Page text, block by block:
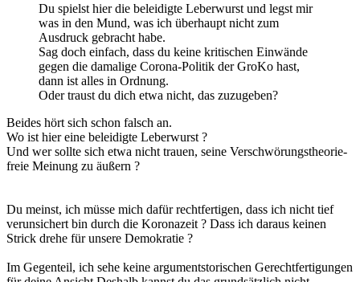
Du spielst hier die beleidigte Leberwurst und legst mir
was in den Mund, was ich überhaupt nicht zum
Ausdruck gebracht habe.
Sag doch einfach, dass du keine kritischen Einwände
gegen die damalige Corona-Politik der GroKo hast,
dann ist alles in Ordnung.
Oder traust du dich etwa nicht, das zuzugeben?
Beides hört sich schon falsch an.
Wo ist hier eine beleidigte Leberwurst ?
Und wer sollte sich etwa nicht trauen, seine Verschwörungstheorie-
freie Meinung zu äußern ?
Du meinst, ich müsse mich dafür rechtfertigen, dass ich nicht tief
verunsichert bin durch die Koronazeit ? Dass ich daraus keinen
Strick drehe für unsere Demokratie ?
Im Gegenteil, ich sehe keine argumentstorischen Gerechtfertigungen